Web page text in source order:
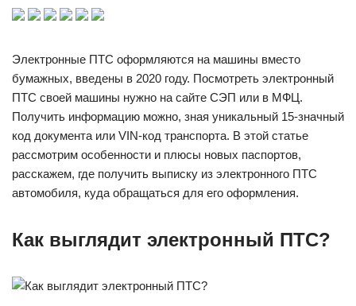
Электронные ПТС оформляются на машины вместо
бумажных, введены в 2020 году. Посмотреть электронный
ПТС своей машины нужно на сайте СЭП или в МФЦ.
Получить информацию можно, зная уникальный 15-значный
код документа или VIN-код транспорта. В этой статье
рассмотрим особенности и плюсы новых паспортов,
расскажем, где получить выписку из электронного ПТС
автомобиля, куда обращаться для его оформления.
Как выглядит электронный ПТС?